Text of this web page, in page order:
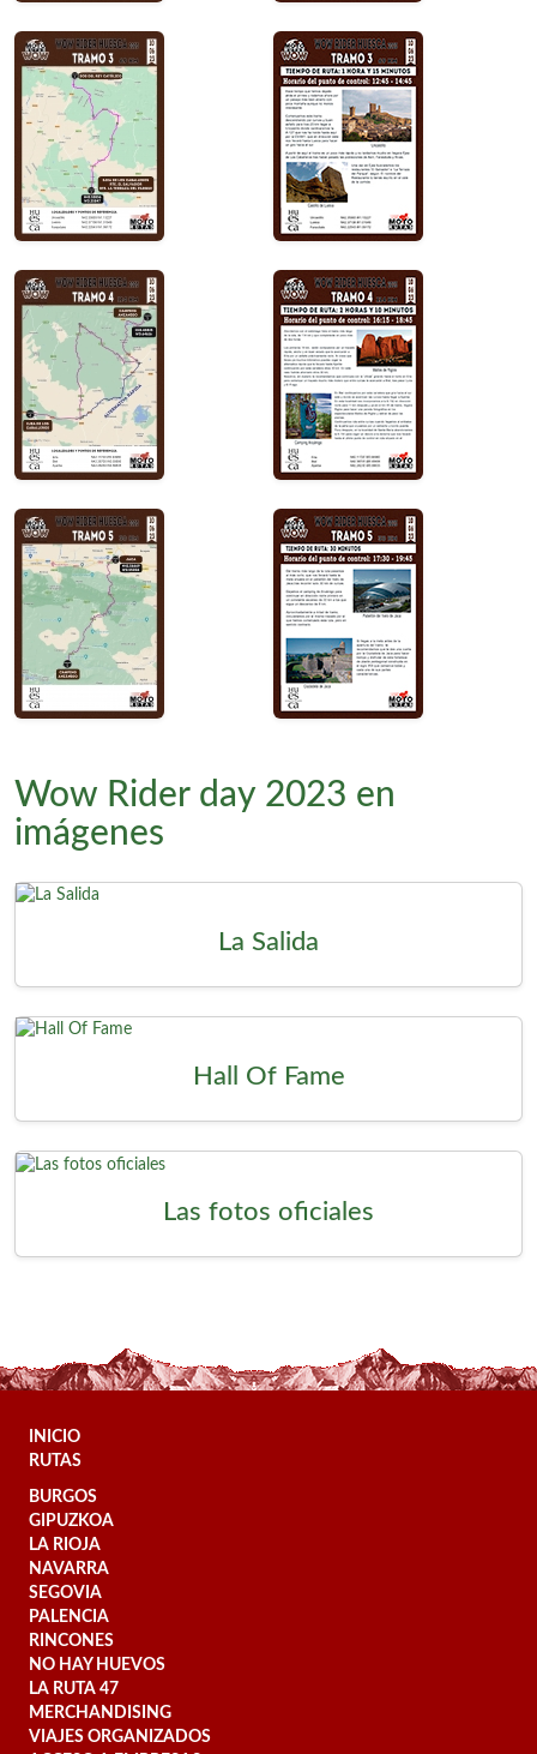
Wow Rider day 2023 en
imágenes
La Salida
Hall Of Fame
Las fotos oficiales
INICIO
RUTAS
BURGOS
GIPUZKOA
LA RIOJA
NAVARRA
SEGOVIA
PALENCIA
RINCONES
NO HAY HUEVOS
LA RUTA 47
MERCHANDISING
VIAJES ORGANIZADOS